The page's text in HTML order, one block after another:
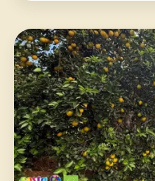
bredere gebruik in
gerechten. Daarnaast
bewuster voor citrusfruit
pesticiden is geteeld en
fungiciden is behandeld.